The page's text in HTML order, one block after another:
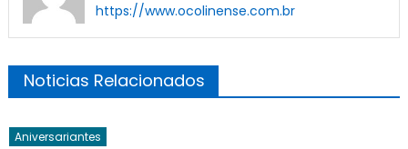
https://www.ocolinense.com.br
Noticias Relacionados
Aniversariantes